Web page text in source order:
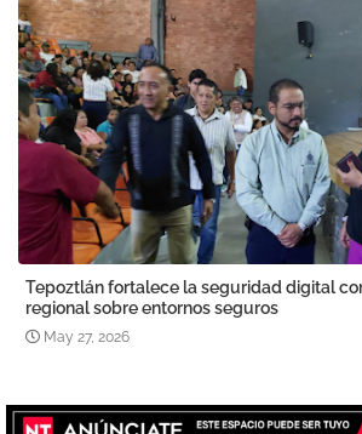
Tepoztlán fortalece la seguridad digital
regional sobre entornos seguros
May 27, 2026